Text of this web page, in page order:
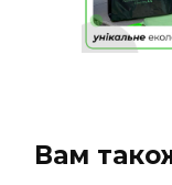
Вам